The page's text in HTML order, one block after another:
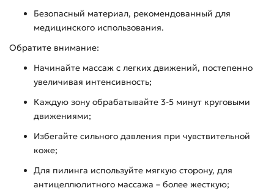
Безопасный материал, рекомендованный для
медицинского использования.
Обратите внимание:
Начинайте массаж с легких движений, постепенно
увеличивая интенсивность;
Каждую зону обрабатывайте 3-5 минут круговыми
движениями;
Избегайте сильного давления при чувствительной
коже;
Для пилинга используйте мягкую сторону, для
антицеллюлитного массажа – более жесткую;